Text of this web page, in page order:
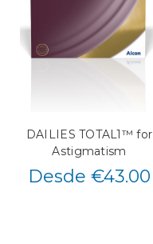
DAILIES TOTAL1™ for
Astigmatism
Desde €43.00